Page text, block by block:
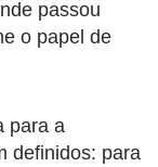
passou
o papel de
para a
definidos: para